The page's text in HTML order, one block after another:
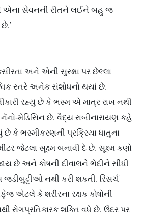
સેવનની રીતને લઈને બહુ જ
અને એની સુરક્ષા પર છેલ્લા
સ્તરે અનેક સંશોધનો થયાં છે.
રહ્યું છે કે ભસ્મ એ માત્ર રાખ નથી
મેડિસિન છે. વૈદ્ય રાબીનારાયણ કહે
છે કે ભસ્મીકરણની પ્રક્રિયા ધાતુના
જેટલા સૂક્ષ્મ બનાવી દે છે. સૂક્ષ્મ કણો
છે અને કોષની દીવાલને ભેદીને સીધી
નથી કરી શકતી. રિસર્ચ
એટલે કે શરીરના રક્ષક કોષોની
રોગપ્રતિકારક શક્તિ વધે છે. ઉંદર પર